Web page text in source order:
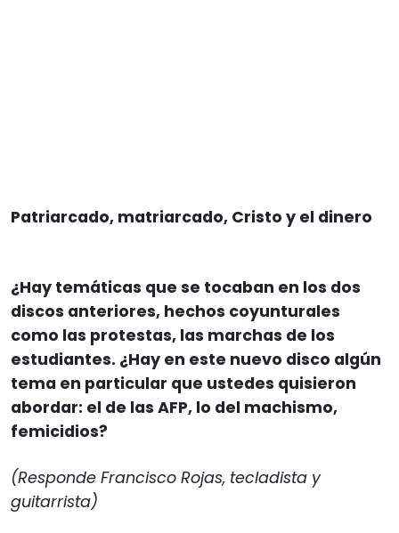
Patriarcado, matriarcado, Cristo y el dinero
¿Hay temáticas que se tocaban en los dos
discos anteriores, hechos coyunturales
como las protestas, las marchas de los
estudiantes. ¿Hay en este nuevo disco algún
tema en particular que ustedes quisieron
abordar: el de las AFP, lo del machismo,
femicidios?
(Responde Francisco Rojas, tecladista y
guitarrista)